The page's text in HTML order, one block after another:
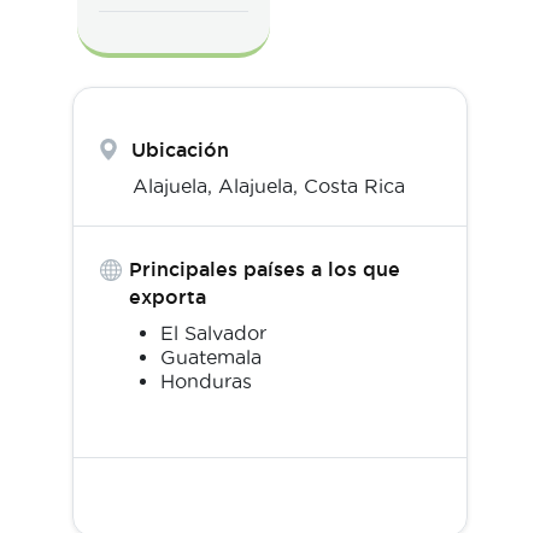
Ubicación
Alajuela, Alajuela, Costa Rica
Principales países a los que
exporta
El Salvador
Guatemala
Honduras